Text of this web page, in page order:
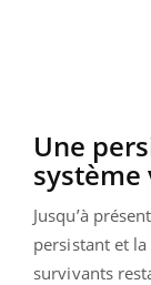
Une
Jusqu’à
persistant et
survivants